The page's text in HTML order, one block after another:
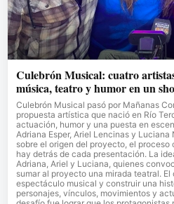
Culebrón Musical: cuatro
música, teatro y humor en un
Culebrón Musical pasó por Mañanas
propuesta artística que nació en Río
actuación, humor y una puesta en
Adriana Esper, Ariel Lencinas y
sobre el origen del proyecto, el
hay detrás de cada presentación. La
Adriana, Ariel y Luciana, quienes
sumar al proyecto una mirada teatral.
espectáculo musical y construir una
personajes, vínculos, movimientos y